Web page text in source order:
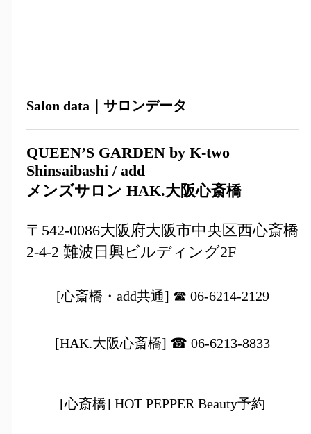
Salon data｜サロンデータ
QUEEN’S GARDEN by K-two
Shinsaibashi / add
メンズサロン HAK.大阪心斎橋
〒542-0086大阪府大阪市中央区西心斎橋
2-4-2 難波日興ビルディング2F
[心斎橋・add共通] ☎ 06-6214-2129
[HAK.大阪心斎橋] ☎ 06-6213-8833
[心斎橋] HOT PEPPER Beauty予約